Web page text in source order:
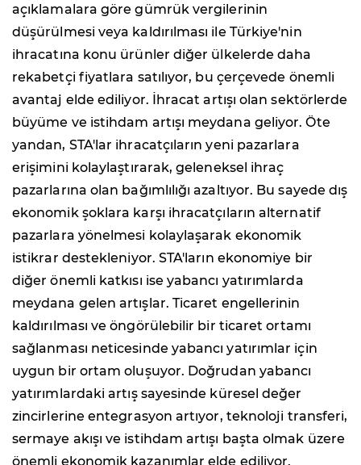
açıklamalara göre gümrük vergilerinin
düşürülmesi veya kaldırılması ile Türkiye'nin
ihracatına konu ürünler diğer ülkelerde daha
rekabetçi fiyatlara satılıyor, bu çerçevede önemli
avantaj elde ediliyor. İhracat artışı olan sektörlerde
büyüme ve istihdam artışı meydana geliyor. Öte
yandan, STA'lar ihracatçıların yeni pazarlara
erişimini kolaylaştırarak, geleneksel ihraç
pazarlarına olan bağımlılığı azaltıyor. Bu sayede dış
ekonomik şoklara karşı ihracatçıların alternatif
pazarlara yönelmesi kolaylaşarak ekonomik
istikrar destekleniyor. STA'ların ekonomiye bir
diğer önemli katkısı ise yabancı yatırımlarda
meydana gelen artışlar. Ticaret engellerinin
kaldırılması ve öngörülebilir bir ticaret ortamı
sağlanması neticesinde yabancı yatırımlar için
uygun bir ortam oluşuyor. Doğrudan yabancı
yatırımlardaki artış sayesinde küresel değer
zincirlerine entegrasyon artıyor, teknoloji transferi,
sermaye akışı ve istihdam artışı başta olmak üzere
önemli ekonomik kazanımlar elde ediliyor.